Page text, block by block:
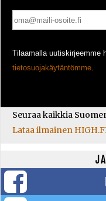
Tilaamalla uutiskirjeemme
tietosuojakäytäntömme.
Seuraa kaikkia
Lataa ilmainen